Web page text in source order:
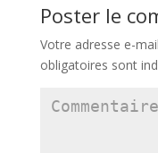
Poster le
Votre adresse e-
obligatoires sont